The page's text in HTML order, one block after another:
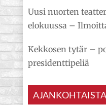
Uusi nuorten
elokuussa –
Kekkosen tytär –
presidenttipeliä
AJANKOHTAISTA